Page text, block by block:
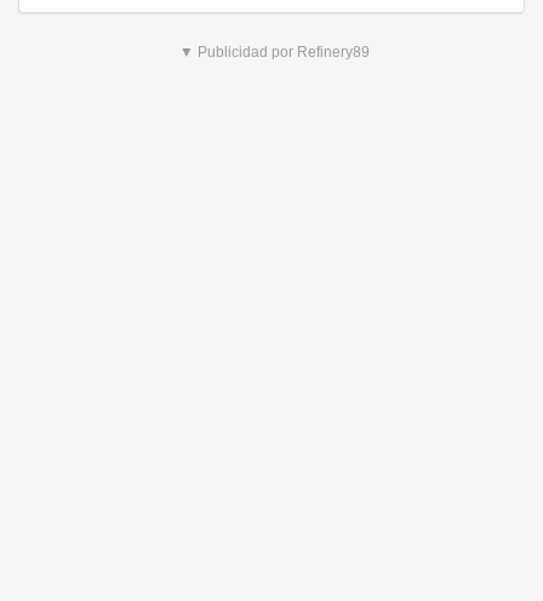
▼ Publicidad por Refinery89